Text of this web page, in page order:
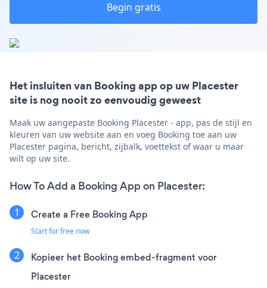
Begin gratis
Het insluiten van Booking app op uw Placester
site is nog nooit zo eenvoudig geweest
Maak uw aangepaste Booking Placester - app, pas de stijl en
kleuren van uw website aan en voeg Booking toe aan uw
Placester pagina, bericht, zijbalk, voettekst of waar u maar
wilt op uw site.
How To Add a Booking App on Placester:
Create a Free Booking App
Start for free now
Kopieer het Booking embed-fragment voor
Placester